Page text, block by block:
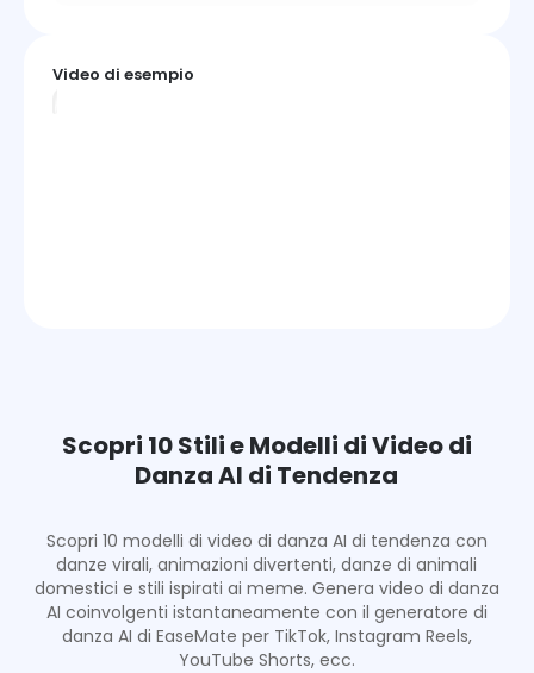
Video di esempio
Scopri 10 Stili e Modelli di Video di
Danza AI di Tendenza
Scopri 10 modelli di video di danza AI di tendenza con
danze virali, animazioni divertenti, danze di animali
domestici e stili ispirati ai meme. Genera video di danza
AI coinvolgenti istantaneamente con il generatore di
danza AI di EaseMate per TikTok, Instagram Reels,
YouTube Shorts, ecc.